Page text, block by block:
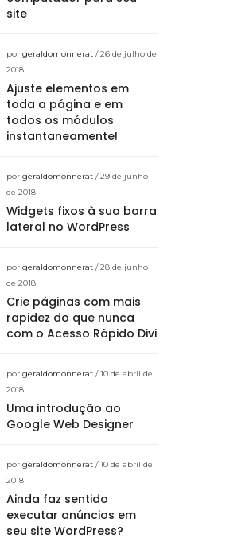
site
por geraldomonnerat / 26 de julho de
2018
Ajuste elementos em
toda a página e em
todos os módulos
instantaneamente!
por geraldomonnerat / 29 de junho
de 2018
Widgets fixos à sua barra
lateral no WordPress
por geraldomonnerat / 28 de junho
de 2018
Crie páginas com mais
rapidez do que nunca
com o Acesso Rápido Divi
por geraldomonnerat / 10 de abril de
2018
Uma introdução ao
Google Web Designer
por geraldomonnerat / 10 de abril de
2018
Ainda faz sentido
executar anúncios em
seu site WordPress?